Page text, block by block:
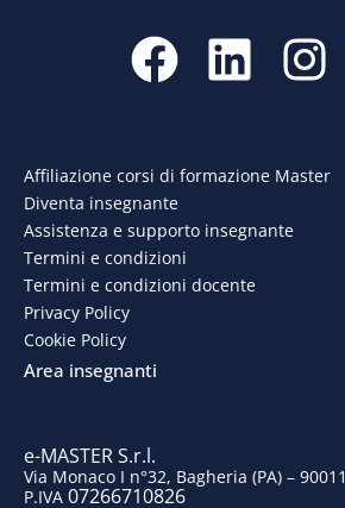
F
a
e
b
o
k
L
i
k
e
d
I
n
t
Affiliazione corsi di formazione Master
Diventa insegnante
Assistenza e supporto insegnante
Termini e condizioni
Termini e condizioni docente
Privacy Policy
Cookie Policy
Area insegnanti
e-MASTER S.r.l.
Via Monaco I n°32, Bagheria (PA) – 90011
P.IVA 07266710826